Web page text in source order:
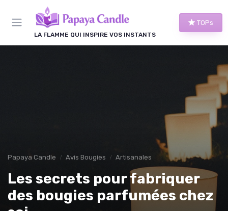
LA FLAMME QUI INSPIRE VOS INSTANTS
TOPs
Papaya Candle Avis Bougies Artisanales
Les secrets pour fabriquer
des bougies parfumées chez
Panneau de gestion des cookies